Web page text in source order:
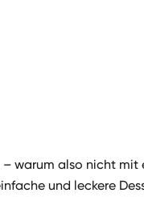
warum also nicht mit
und leckere